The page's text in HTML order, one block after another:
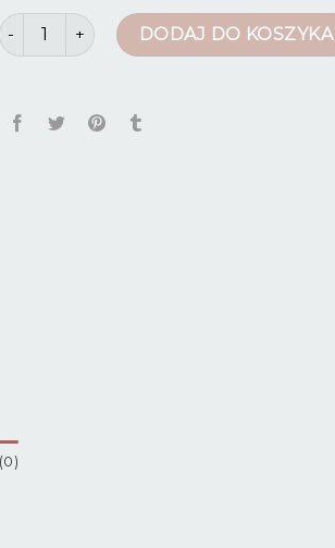
ilość spodnie robocze elastyczne
DODAJ DO KOSZYKA